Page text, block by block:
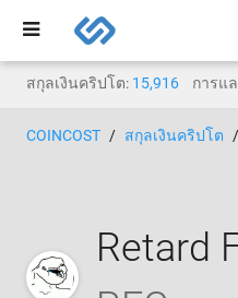
สกุลเงินคริปโต: 15,916 การแ
COINCOST สกุลเงินคริปโต
Retard